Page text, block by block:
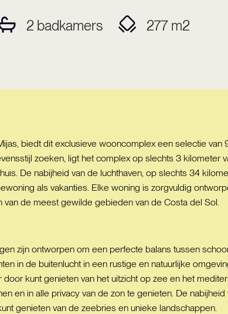
2 badkamers 277m2
biedt dit exclusieve wooncomplex een selectie
zoeken, ligt het complex op slechts 3 kilometer
De nabijheid van de luchthaven, op slechts 34
als vakanties. Elke woning is zorgvuldig
van de meest gewilde gebieden van de Costa del Sol.
zijn ontworpen om een perfecte balans tussen
in de buitenlucht in een rustige en natuurlijke
kunt genieten van het uitzicht op zee en het
en in alle privacy van de zon te genieten. De
genieten van de zeebries en unieke landschappen.